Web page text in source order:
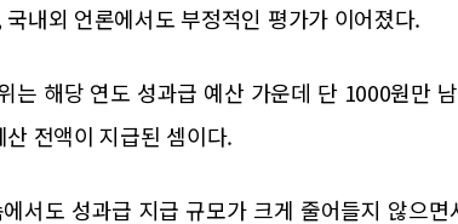
내외 언론에서도 부정적인 평가가 이어졌다.
는 해당 연도 성과급 예산 가운데 단 1000원만
전액이 지급된 셈이다.
서도 성과급 지급 규모가 크게 줄어들지 않으